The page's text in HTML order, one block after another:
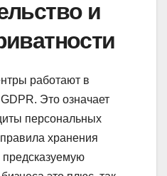
и
работают в
Это означает
персональных
хранения